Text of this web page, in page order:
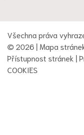
Všechna práva
© 2026 | Mapa
Přístupnost stránek |
COOKIES